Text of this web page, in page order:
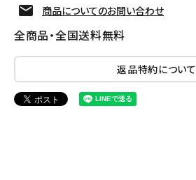
商品についてのお問い合わせ
全商品・全国送料無料
返品特約について